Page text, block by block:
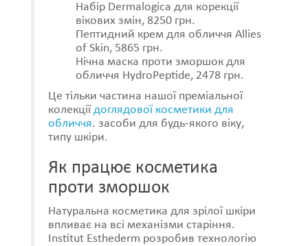
Набір Dermalogica для корекції
вікових змін, 8250 грн.
Пептидний крем для обличчя Allies
of Skin, 5865 грн.
Нічна маска проти зморшок для
обличчя HydroPeptide, 2478 грн.
Це тільки частина нашої преміальної
колекції доглядової косметики для
обличчя. засоби для будь-якого віку,
типу шкіри.
Як працює косметика
проти зморшок
Натуральна косметика для зрілої шкіри
впливає на всі механізми старіння.
Institut Esthederm розробив технологію